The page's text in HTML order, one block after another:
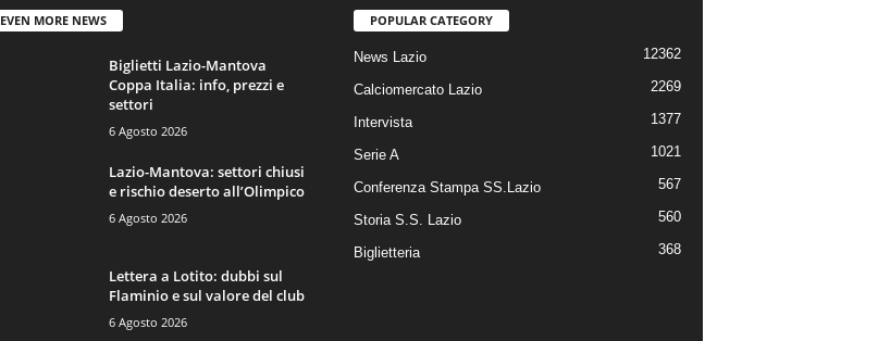
EVEN MORE NEWS
Biglietti Lazio-Mantova
Coppa Italia: info, prezzi e
settori
6 Agosto 2026
Lazio-Mantova: settori chiusi
e rischio deserto all’Olimpico
6 Agosto 2026
Lettera a Lotito: dubbi sul
Flaminio e sul valore del club
6 Agosto 2026
POPULAR CATEGORY
News Lazio 12362
Calciomercato Lazio 2269
Intervista 1377
Serie A 1021
Conferenza Stampa SS.Lazio 567
Storia S.S. Lazio 560
Biglietteria 368